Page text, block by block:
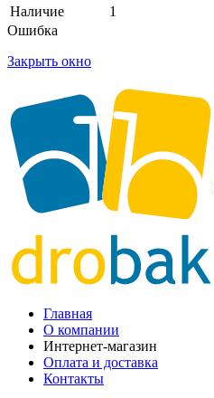
Наличие
1
Ошибка
Закрыть окно
Главная
О компании
Интернет-магазин
Оплата и доставка
Контакты